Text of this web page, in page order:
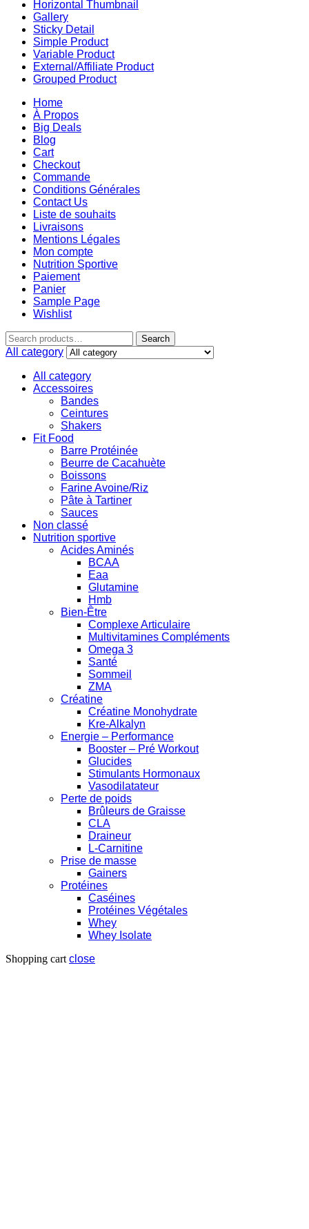
Horizontal Thumbnail
Gallery
Sticky Detail
Simple Product
Variable Product
External/Affiliate Product
Grouped Product
Home
À Propos
Big Deals
Blog
Cart
Checkout
Commande
Conditions Générales
Contact Us
Liste de souhaits
Livraisons
Mentions Légales
Mon compte
Nutrition Sportive
Paiement
Panier
Sample Page
Wishlist
Search
All category
All category
Accessoires
Bandes
Ceintures
Shakers
Fit Food
Barre Protéinée
Beurre de Cacahuète
Boissons
Farine Avoine/Riz
Pâte à Tartiner
Sauces
Non classé
Nutrition sportive
Acides Aminés
BCAA
Eaa
Glutamine
Hmb
Bien-Être
Complexe Articulaire
Multivitamines Compléments
Omega 3
Santé
Sommeil
ZMA
Créatine
Créatine Monohydrate
Kre-Alkalyn
Energie – Performance
Booster – Pré Workout
Glucides
Stimulants Hormonaux
Vasodilatateur
Perte de poids
Brûleurs de Graisse
CLA
Draineur
L-Carnitine
Prise de masse
Gainers
Protéines
Caséines
Protéines Végétales
Whey
Whey Isolate
Shopping cart close